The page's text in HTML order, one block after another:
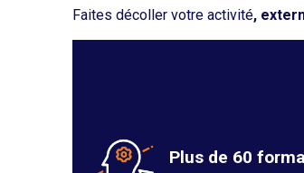
Faites décoller votre activité,
Plus de 60